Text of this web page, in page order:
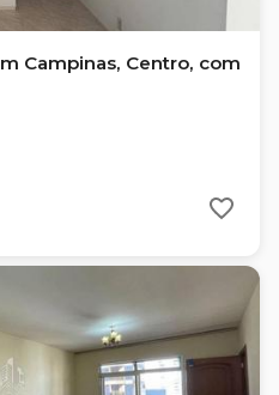
Campinas, Centro, com